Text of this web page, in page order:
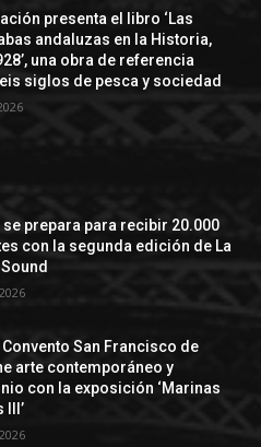
presenta el libro ‘Las
andaluzas en la Historia,
una obra de referencia
siglos de pesca y sociedad
se prepara para recibir 20.000
con la segunda edición de La
Convento San Francisco de
arte contemporáneo y
con la exposición ‘Marinas
III’